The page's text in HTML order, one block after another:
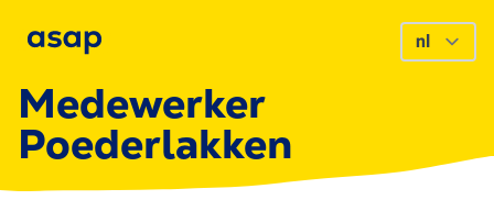
Medewerker
Poederlakken